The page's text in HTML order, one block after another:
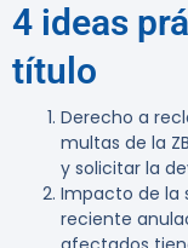
4 ideas
título
Derecho a
multas de la
y solicitar la
Impacto de la
reciente